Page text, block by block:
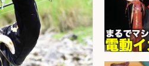
日払
その
のピ